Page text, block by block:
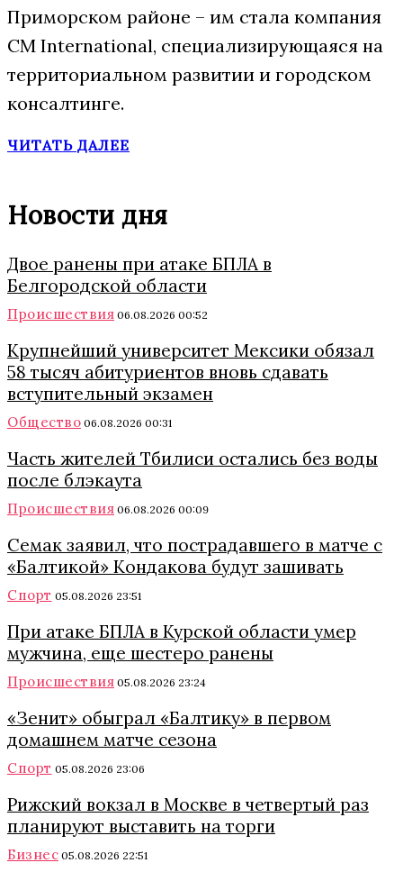
Приморском районе – им стала компания
CM International, специализирующаяся на
территориальном развитии и городском
консалтинге.
ЧИТАТЬ ДАЛЕЕ
Новости дня
Двое ранены при атаке БПЛА в
Белгородской области
Происшествия 06.08.2026 00:52
Крупнейший университет Мексики обязал
58 тысяч абитуриентов вновь сдавать
вступительный экзамен
Общество 06.08.2026 00:31
Часть жителей Тбилиси остались без воды
после блэкаута
Происшествия 06.08.2026 00:09
Семак заявил, что пострадавшего в матче с
«Балтикой» Кондакова будут зашивать
Спорт 05.08.2026 23:51
При атаке БПЛА в Курской области умер
мужчина, еще шестеро ранены
Происшествия 05.08.2026 23:24
«Зенит» обыграл «Балтику» в первом
домашнем матче сезона
Спорт 05.08.2026 23:06
Рижский вокзал в Москве в четвертый раз
планируют выставить на торги
Бизнес 05.08.2026 22:51